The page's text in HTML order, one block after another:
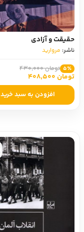
حقیقت و آزادی
ناشر: مروارید
5٪ تومان 430,000
تومان 408,500
افزودن به سبد خرید